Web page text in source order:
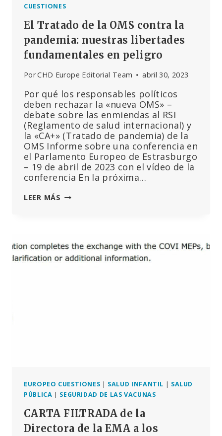
EMBARAZO
LACTANCIA
CUESTIONES
El Tratado de la OMS contra la
pandemia: nuestras libertades
fundamentales en peligro
PorCHD Europe Editorial Team abril 30, 2023
Por qué los responsables políticos
deben rechazar la «nueva OMS» –
debate sobre las enmiendas al RSI
(Reglamento de salud internacional) y
la «CA+» (Tratado de pandemia) de la
OMS Informe sobre una conferencia en
el Parlamento Europeo de Estrasburgo
– 19 de abril de 2023 con el vídeo de la
conferencia En la próxima…
LEER MÁS EL
CONTRA
LA
EUROPEO CUESTIONES | SALUD INFANTIL | SALUD
PÚBLICA | SEGURIDAD DE LAS VACUNAS
CARTA FILTRADA de la
Directora de la EMA a los